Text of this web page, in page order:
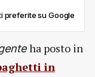
preferite su Google
ha posto in
in